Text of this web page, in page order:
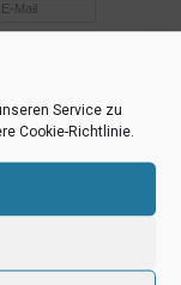
Service zu
Cookie-Richtlinie.
E-Mail